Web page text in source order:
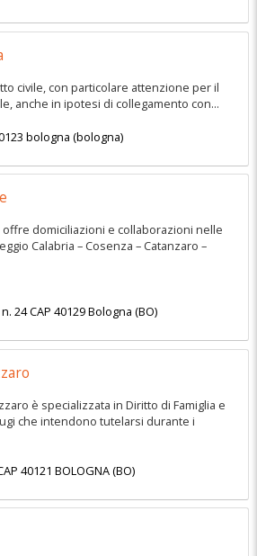
civile, con particolare attenzione per il
anche in ipotesi di collegamento con...
bologna (bologna)
offre domiciliazioni e collaborazioni nelle
Calabria – Cosenza – Catanzaro –
24CAP40129Bologna (BO)
è specializzata in Diritto di Famiglia e
che intendono tutelarsi durante i
40121 BOLOGNA(BO)